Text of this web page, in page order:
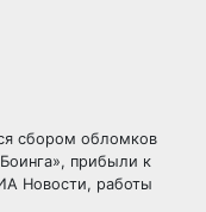
сбором обломков
прибыли к
Новости, работы